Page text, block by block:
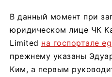
В данный момент при
юридическом лице ЧК
Limited на госпортале
прежнему указаны
Ким, а первым